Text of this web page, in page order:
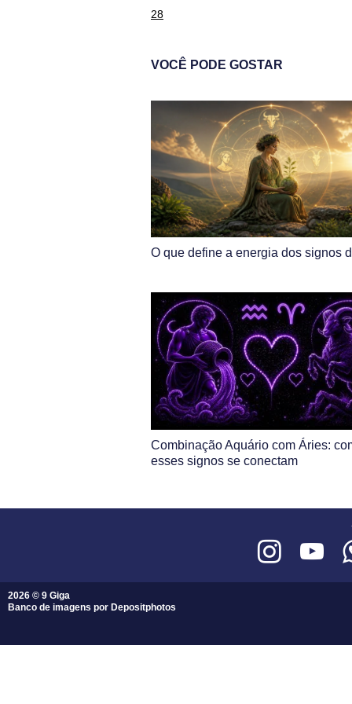
28
VOCÊ PODE GOSTAR
O que define a energia dos signos
Combinação Aquário com Áries:
esses signos se conectam
2026 © 9 Giga
Banco de imagens por Depositphotos